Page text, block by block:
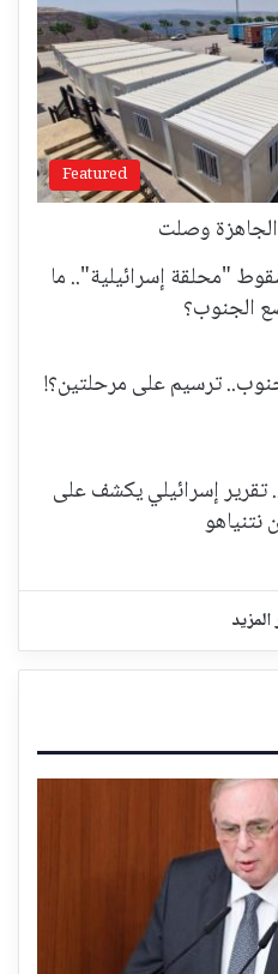
Featured
وصلت
"محلقة إسرائيلية".. ما
الجنوب؟
ترسيم على مرحلتين؟!
تقرير إسرائيلي يكشف على
نتنياهو